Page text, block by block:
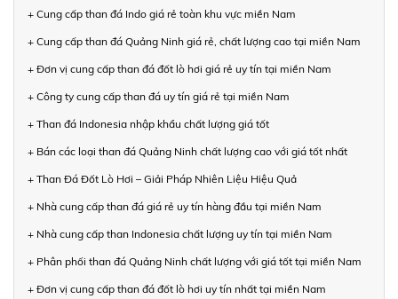
+ Cung cấp than đá Indo giá rẻ toàn khu vực miền Nam
+ Cung cấp than đá Quảng Ninh giá rẻ, chất lượng cao tại miền Nam
+ Đơn vị cung cấp than đá đốt lò hơi giá rẻ uy tín tại miền Nam
+ Công ty cung cấp than đá uy tín giá rẻ tại miền Nam
+ Than đá Indonesia nhập khẩu chất lượng giá tốt
+ Bán các loại than đá Quảng Ninh chất lượng cao với giá tốt nhất
+ Than Đá Đốt Lò Hơi – Giải Pháp Nhiên Liệu Hiệu Quả
+ Nhà cung cấp than đá giá rẻ uy tín hàng đầu tại miền Nam
+ Nhà cung cấp than Indonesia chất lượng uy tín tại miền Nam
+ Phân phối than đá Quảng Ninh chất lượng với giá tốt tại miền Nam
+ Đơn vị cung cấp than đá đốt lò hơi uy tín nhất tại miền Nam